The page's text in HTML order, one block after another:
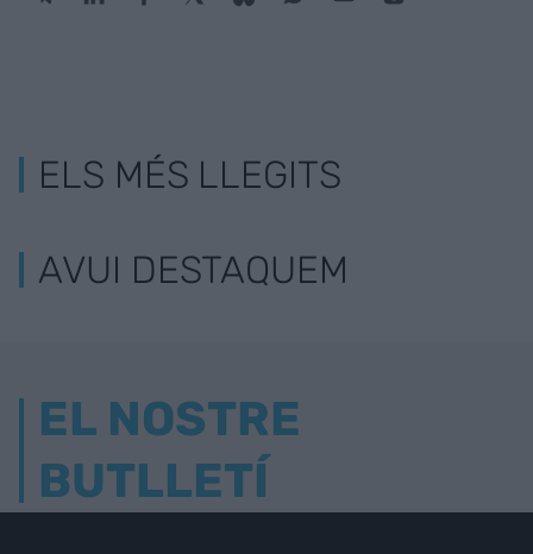
ELS MÉS LLEGITS
AVUI DESTAQUEM
EL NOSTRE
BUTLLETÍ